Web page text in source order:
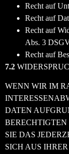
Recht auf
Recht auf
Recht auf
Abs. 3
Recht auf
7.2
WENN WIR IM
DATEN
SIE DAS
SICH AUS